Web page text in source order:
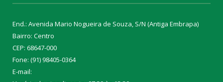
End.: Avenida Mario Nogueira de Souza, S/N (Antiga Embrapa)
Bairro: Centro
CEP: 68647-000
Fone: (91) 98405-0364
E-mail: